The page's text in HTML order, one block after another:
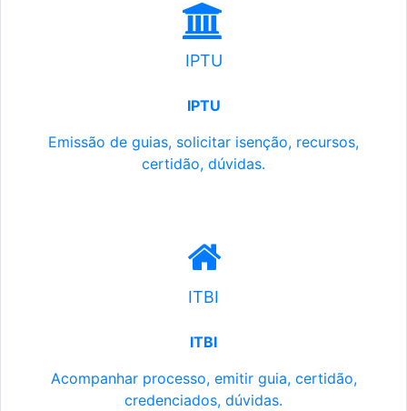
IPTU
IPTU
Emissão de guias, solicitar isenção, recursos,
certidão, dúvidas.
ITBI
ITBI
Acompanhar processo, emitir guia, certidão,
credenciados, dúvidas.